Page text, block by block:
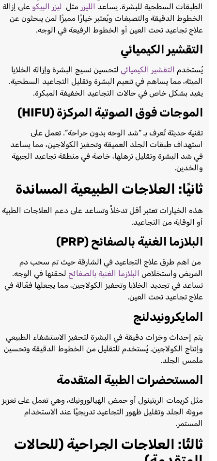
الطبقات السطحية للبشرة. يساعد الليزر مثل ليزر البيكو على إزالة
الخطوط الدقيقة والتصبغات ويُعتبر خيارًا مميزًا لمن يبحثون عن
علاج تجاعيد تحت العين أو الخطوط الرفيعة في الوجه.
التقشير الكيميائي
يُستخدم التقشير الكيميائي لتحسين نسيج البشرة وإزالة الخلايا
الميتة، مما يساهم في تنعيم البشرة وتقليل التجاعيد السطحية.
يفيد بشكل خاص في حالات التجاعيد الخفيفة المبكرة.
الموجات فوق الصوتية المركزة (HIFU)
تقنية حديثة تُعرف بـ “شد الوجه بدون جراحة”. تعمل على
استهداف طبقات الجلد العميقة وتحفيز الكولاجين، مما يساعد
في شد البشرة وتقليل ترهلها، خاصة في منطقة تجاعيد الجبهة
والخدين.
ثانيًا: العلاجات الطبيعية المساندة
هذه الخيارات تعتبر أقل تدخلاً وتساعد على دعم العلاجات الطبية
أو الوقاية من التجاعيد.
البلازما الغنية بالصفائح (PRP)
من اهم طرق علاج التجاعيد في الشارقة حيث تم سحب دم
المريض واستخلاص البلازما الغنية بالصفائح لحقنها في الوجه.
تساعد في تجديد الخلايا وتحفيز الكولاجين، مما يجعلها فعّالة في
علاج تجاعيد تحت العين.
المايكرونيدلنج
يتم إحداث وخزات دقيقة في البشرة لتحفيز الاستشفاء الطبيعي
وإنتاج الكولاجين. يُستخدم للتقليل من الخطوط الدقيقة وتحسين
ملمس الجلد.
المستحضرات الطبية المتقدمة
مثل كريمات الريتينول أو حمض الهيالورونيك، وهي تعمل على تعزيز
مرونة الجلد وتقليل ظهور التجاعيد تدريجيًا عند الاستخدام
المستمر.
ثالثًا: العلاجات الجراحية (للحالات